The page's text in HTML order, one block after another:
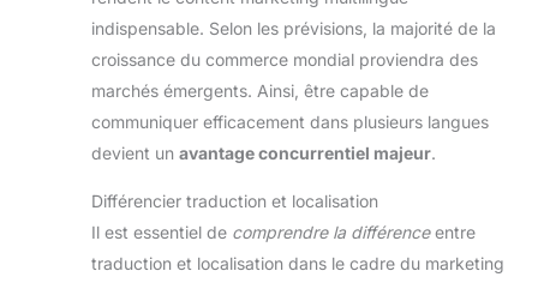
indispensable. Selon les prévisions, la majorité de la
croissance du commerce mondial proviendra des
marchés émergents. Ainsi, être capable de
communiquer efficacement dans plusieurs langues
devient un avantage concurrentiel majeur.
Différencier traduction et localisation
Il est essentiel de comprendre la différenceentre
traduction et localisation dans le cadre du marketing